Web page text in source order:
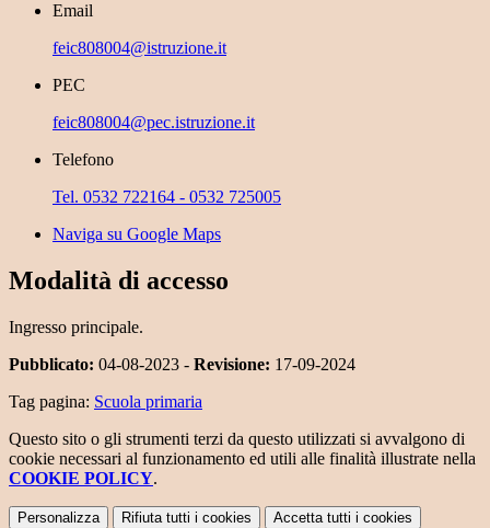
Email
feic808004@istruzione.it
PEC
feic808004@pec.istruzione.it
Telefono
Tel. 0532 722164 - 0532 725005
Naviga su Google Maps
Modalità di accesso
Ingresso principale.
Pubblicato: 04-08-2023 - Revisione: 17-09-2024
Tag pagina: Scuola primaria
Questo sito o gli strumenti terzi da questo utilizzati si avvalgono di
cookie necessari al funzionamento ed utili alle finalità illustrate nella
COOKIE POLICY.
Personalizza Rifiuta tutti i cookies Accetta tutti i cookies